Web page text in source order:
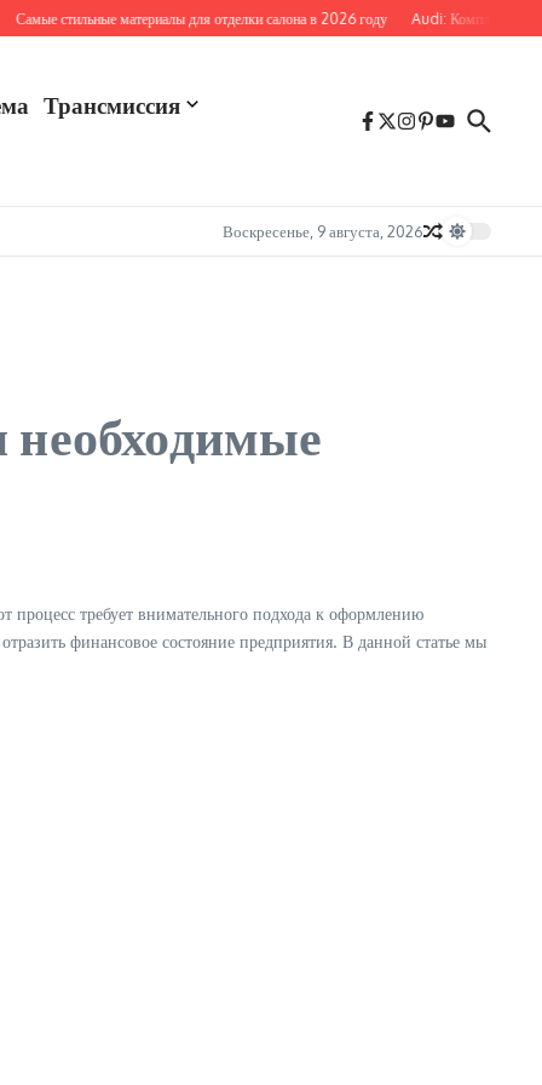
стильные материалы для отделки салона в 2026 году Audi: Комплексная
Трансмиссия
Воскресенье, 9 августа, 2026
необходимые
процесс требует внимательного подхода к оформлению
финансовое состояние предприятия. В данной статье мы